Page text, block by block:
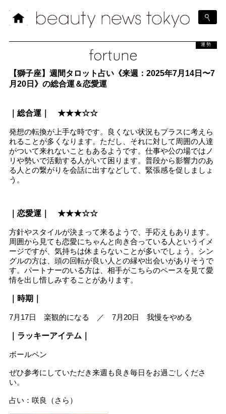
fortune
運勢
【獅子座】週間タロット占い《来週：2025年7月14日〜7
月20日》の総合運＆恋愛運
｜総合運｜ ★★★☆☆
発想の転換が上手な時です。良くない状況もプラスに考えら
れることが多くなります。ただし、それに対して周囲の人達
がついて来れないこともあるようです。仕事や公の場ではノ
リや勢いで活動する人がいて困ります。普段から影響力のあ
る人との繋がりを会話に出すなどして、緊張感を促しましょ
う。
｜恋愛運｜ ★★★☆☆
方針やスタイルが決まって来るようで、手応えもあります。
周囲から見ても恋愛にちゃんと向き合っている人というイメ
ージですが、気持ちは休まらないことが多いでしょう。シン
グルの方は、頭の回転が良い人との縁や出会いがありそうで
す。パートナーのいる方は、相手がこちらのペースを見て愛
情を出し惜しみすることがあります。
｜時期｜
7月17日 楽観的になる ／ 7月20日 我慢をやめる
｜ラッキーアイテム｜
ボールペン
ぜひ参考にしていただき来週も良き毎日をお過ごしくださ
い。
占い：咲良（さら）